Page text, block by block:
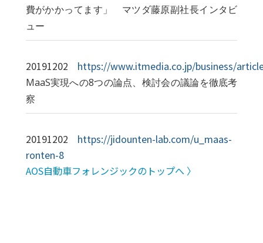
費がかかってます」 マツダ藤原副社長インタビ
ュー
20191202 https://www.itmedia.co.jp/business/
MaaS実現への8つの論点、検討会の議論を徹底考
察
20191202
https://jidounten-lab.com/u_maas-
ronten-8
AOS自動車フォレンジックのトップへ 〉